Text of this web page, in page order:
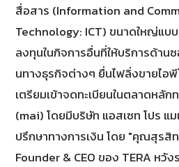
สื่อสาร (Information and
Technology: ICT) ขนาดใหญ่แบ
ลงทุนในกิจการอื่นที่ให้บริการด้าน
นทางธุรกิจต่างๆ ยื่นไฟลิ่งขายไอ
เตรียมเข้าจดทะเบียนในตลาดหลัก
(mai) โดยมีบริษัท แอสเซท โปร แ
ปรึกษาทางการเงิน โดย "คุณสุรสิ
Founder & CEO ของ TERA หวัง